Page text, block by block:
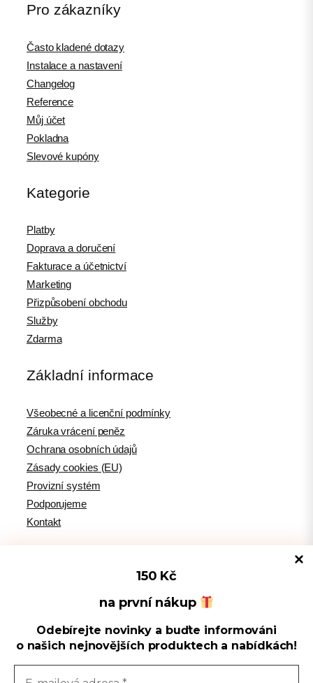
Spravovat souhlas s cookies
Používáme cookies k optimalizaci našich webových stránek a našich
služeb.
150 Kč
na první nákup
Odebírejte novinky a buďte informováni
o našich nejnovějších produktech a nabídkách!
Pro zákazníky
Často kladené dotazy
Instalace a nastavení
Changelog
Reference
Můj účet
Pokladna
Slevové kupóny
Kategorie
Platby
Doprava a doručení
Fakturace a účetnictví
Marketing
Přizpůsobení obchodu
Služby
Zdarma
Základní informace
Všeobecné a licenční podmínky
Záruka vrácení peněz
Ochrana osobních údajů
Zásady cookies (EU)
Provizní systém
Podporujeme
Kontakt
Tipy pro WordPress
WPlama.cz: WordPress návody